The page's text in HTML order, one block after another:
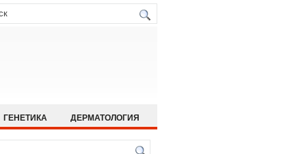
ГЕНЕТИКА
ДЕРМАТОЛОГИЯ
МЕДИЦИНЫ